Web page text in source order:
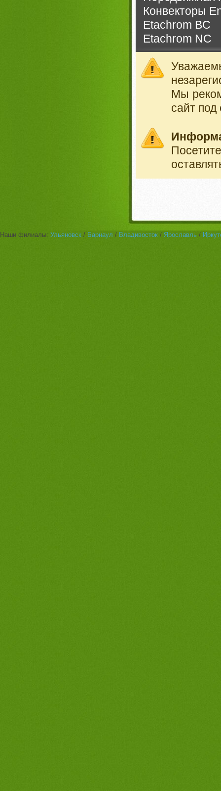
Конвекторы
Etachrom BC
Etachrom NC
Мы
сайт
Наши филиалы: Ульяновск / Барнаул / Владивосток / Ярославль /